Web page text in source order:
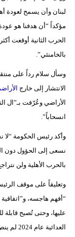
لبنان وأن يسمح لعودة
مؤكداً “أن هدفنا هو
الحرب الثانية أوقعت
بالخامنئي”.
وسأل سلام رداً على
الانتشار إلى خارج
الأراضي وعُرّفت بـ”ال
انسحاباً”.
وأكد رئيس الحكومة “لا
نسعى إلى الحؤول دون
بالحرب الأهلية ولن
وتعليقاً على موقف
“أفهم هاجسه،
عليها، وحتى تُصبح قابلة